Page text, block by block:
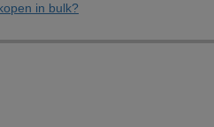
in bulk?